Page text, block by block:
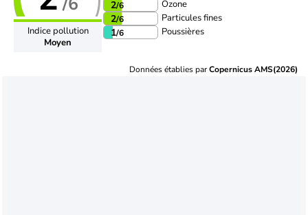
Indice pollution
Moyen
2/6 Ozone
2/6 Particules fines
1/6 Poussières
Données établies parCopernicus AMS(2026)